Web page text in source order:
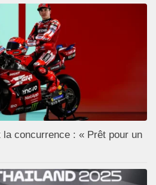
concurrence : « Prêt pour un